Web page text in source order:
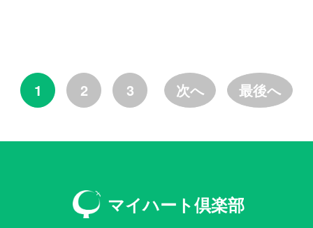
1 2 3 次へ 最後へ
マイハート倶楽部